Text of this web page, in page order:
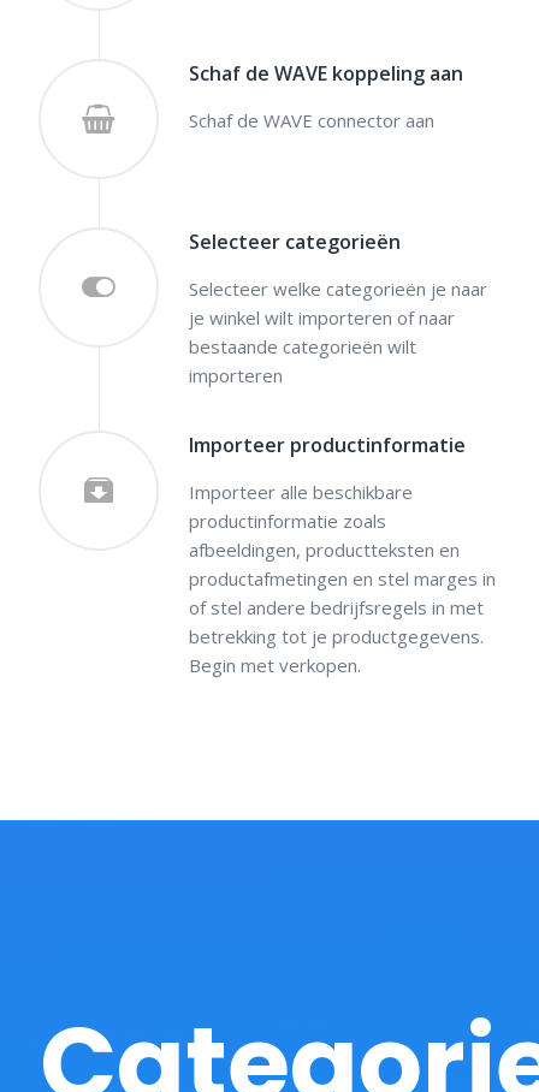
Schaf de WAVE koppeling aan
Schaf de WAVE connector aan
Selecteer categorieën
Selecteer welke categorieën je naar
je winkel wilt importeren of naar
bestaande categorieën wilt
importeren
Importeer productinformatie
Importeer alle beschikbare
productinformatie zoals
afbeeldingen, productteksten en
productafmetingen en stel marges in
of stel andere bedrijfsregels in met
betrekking tot je productgegevens.
Begin met verkopen.